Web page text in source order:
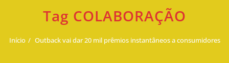
Tag COLABORAÇÃO
Início Outback vai dar 20 mil prêmios instantâneos a consumidores